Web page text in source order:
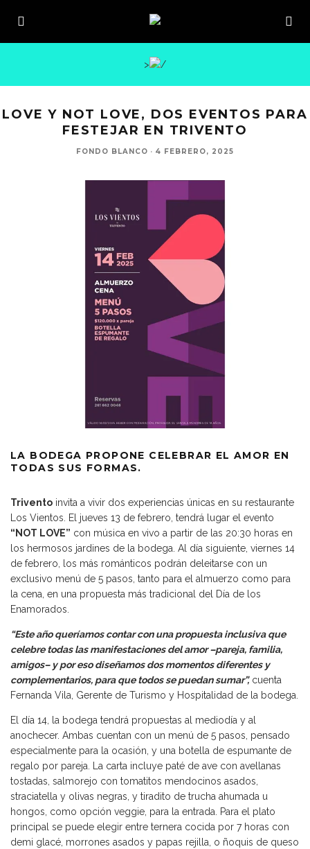
>
LOVE Y NOT LOVE, DOS EVENTOS PARA
FESTEJAR EN TRIVENTO
FONDO BLANCO · 4 FEBRERO, 2025
LA BODEGA PROPONE CELEBRAR EL AMOR EN
TODAS SUS FORMAS.
Trivento invita a vivir dos experiencias únicas en su restaurante
Los Vientos. El jueves 13 de febrero, tendrá lugar el evento
“NOT LOVE” con música en vivo a partir de las 20:30 horas en
los hermosos jardines de la bodega. Al día siguiente, viernes 14
de febrero, los más románticos podrán deleitarse con un
exclusivo menú de 5 pasos, tanto para el almuerzo como para
la cena, en una propuesta más tradicional del Día de los
Enamorados.
“Este año queríamos contar con una propuesta inclusiva que
celebre todas las manifestaciones del amor –pareja, familia,
amigos– y por eso diseñamos dos momentos diferentes y
complementarios, para que todos se puedan sumar”,cuenta
Fernanda Vila, Gerente de Turismo y Hospitalidad de la bodega.
El día 14, la bodega tendrá propuestas al mediodía y al
anochecer. Ambas cuentan con un menú de 5 pasos, pensado
especialmente para la ocasión, y una botella de espumante de
regalo por pareja. La carta incluye paté de ave con avellanas
tostadas, salmorejo con tomatitos mendocinos asados,
straciatella y olivas negras, y tiradito de trucha ahumada u
hongos, como opción veggie, para la entrada. Para el plato
principal se puede elegir entre ternera cocida por 7 horas con
demi glacé, morrones asados y papas rejilla, o ñoquis de queso